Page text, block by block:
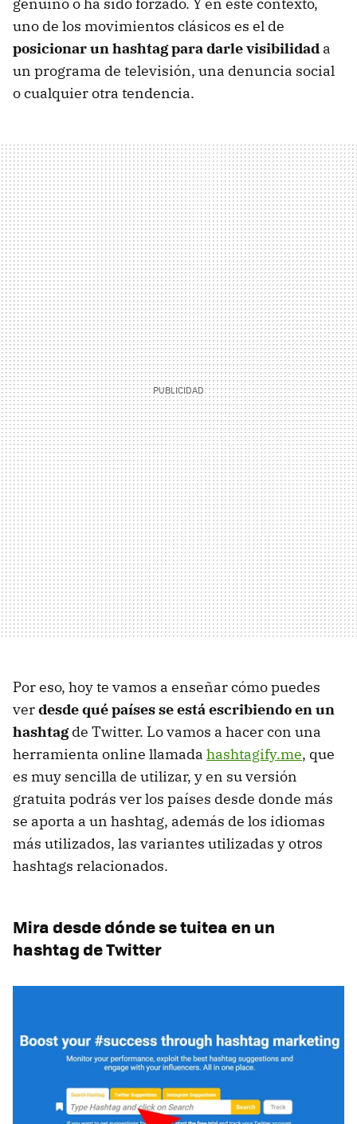
uno de los movimientos clásicos es el de
posicionar un hashtag para darle visibilidad a
un programa de televisión, una denuncia social
o cualquier otra tendencia.
Por eso, hoy te vamos a enseñar cómo puedes
verdesde qué países se está escribiendo en un
hashtagde Twitter. Lo vamos a hacer con una
herramienta online llamada hashtagify.me, que
es muy sencilla de utilizar, y en su versión
gratuita podrás ver los países desde donde más
se aporta a un hashtag, además de los idiomas
más utilizados, las variantes utilizadas y otros
hashtags relacionados.
Mira desde dónde se tuitea en un
hashtag de Twitter